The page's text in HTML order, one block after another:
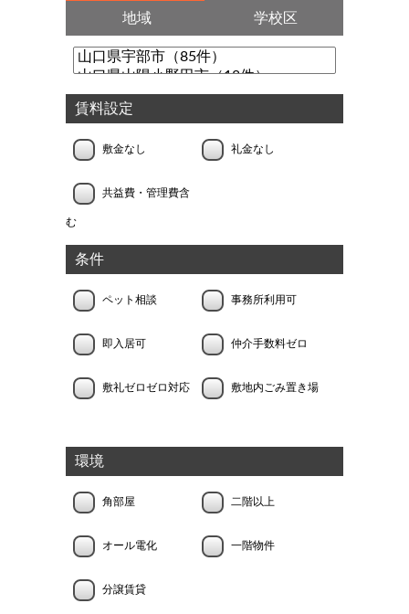
地域 学校区
賃料設定
敷金なし 礼金なし
共益費・管理費含
む
条件
ペット相談 事務所利用可
即入居可 仲介手数料ゼロ
敷礼ゼロゼロ対応 敷地内ごみ置き場
環境
角部屋 二階以上
オール電化 一階物件
分譲賃貸